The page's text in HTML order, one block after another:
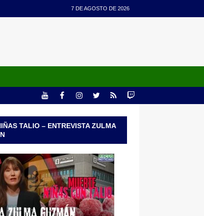
7 DE AGOSTO DE 2026
TALIO – ENTREVISTA ZULMA